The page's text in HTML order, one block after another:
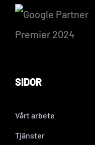
SIDOR
Vårt arbete
Tjänster